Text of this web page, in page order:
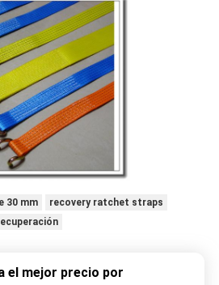
30 mm
recovery ratchet straps
el mejor precio por